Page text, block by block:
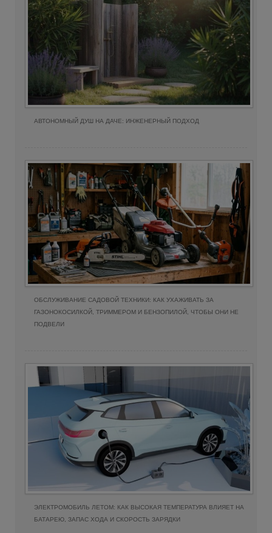
АВТОНОМНЫЙ ДУШ НА ДАЧЕ: ИНЖЕНЕРНЫЙ ПОДХОД
ОБСЛУЖИВАНИЕ САДОВОЙ ТЕХНИКИ: КАК УХАЖИВАТЬ ЗА
ГАЗОНОКОСИЛКОЙ, ТРИММЕРОМ И БЕНЗОПИЛОЙ, ЧТОБЫ ОНИ НЕ
ПОДВЕЛИ
ЭЛЕКТРОМОБИЛЬ ЛЕТОМ: КАК ВЫСОКАЯ ТЕМПЕРАТУРА ВЛИЯЕТ НА
БАТАРЕЮ, ЗАПАС ХОДА И СКОРОСТЬ ЗАРЯДКИ